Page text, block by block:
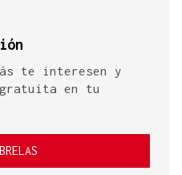
te interesen y
gratuita en tu